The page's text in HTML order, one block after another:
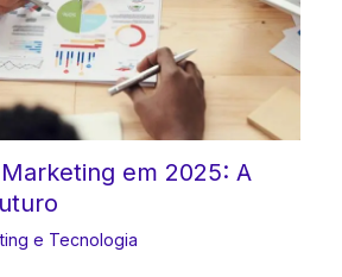
em 2025: A
e Tecnologia